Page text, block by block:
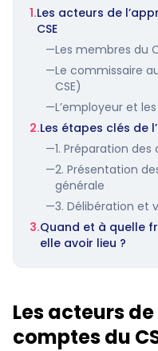
1.Les acteurs de
CSE
—Les membres du
—Le commissaire
CSE)
—L’employeur et
2.Les étapes clés de
—1. Préparation
—2. Présentation
générale
—3. Délibération et
3.Quand et à quelle
elle avoir lieu ?
Les acteurs
comptes du